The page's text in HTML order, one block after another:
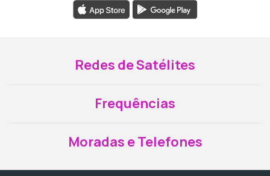
Redes de Satélites
Frequências
Moradas e Telefones